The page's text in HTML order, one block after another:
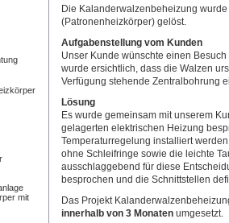
mit
Die Kalanderwalzenbeheizung
(Patronenheizkörper) gelöst.
Aufgabenstellung vom Kunden
Unser Kunde wünschte einen
wurde ersichtlich, dass die Walzen
Verfügung stehende Zentralbohrung
Lösung
Es wurde gemeinsam mit unserem
gelagerten elektrischen Heizung
Temperaturregelung installiert
ohne Schleifringe sowie die leichte
ausschlaggebend für diese
besprochen und die Schnittstellen
Das Projekt
innerhalb von 3 Monaten umgesetzt.